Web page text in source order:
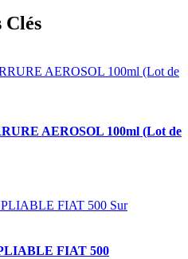
Clés
AEROSOL 100ml (Lot de
Sur
FIAT 500